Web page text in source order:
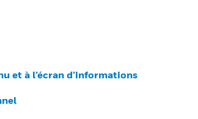
et à l’écran d’informations